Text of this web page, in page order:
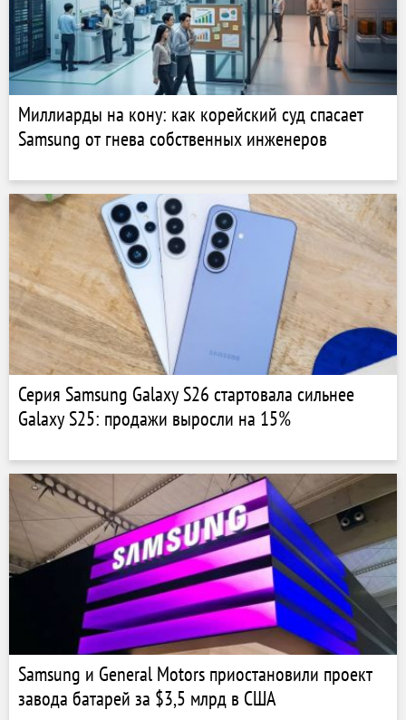
Миллиарды на кону: как корейский суд спасает
Samsung от гнева собственных инженеров
Серия Samsung Galaxy S26 стартовала сильнее
Galaxy S25: продажи выросли на 15%
Samsung и General Motors приостановили проект
завода батарей за $3,5 млрд в США